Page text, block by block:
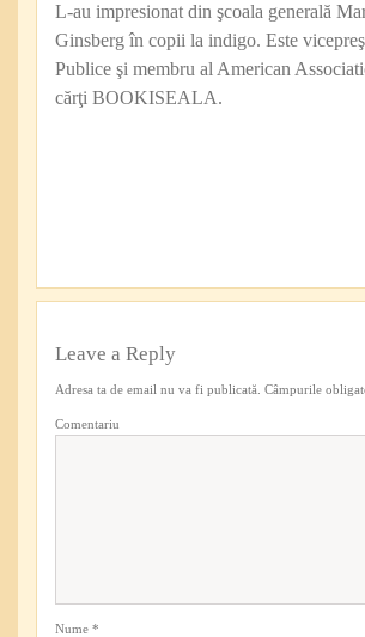
L-au impresionat din şcoala generală
Ginsberg în copii la indigo. Este
Publice şi membru al American
cărţi BOOKISEALA.
Leave a Reply
Adresa ta de email nu va fi publicată. Câmpurile
Comentariu
Nume *